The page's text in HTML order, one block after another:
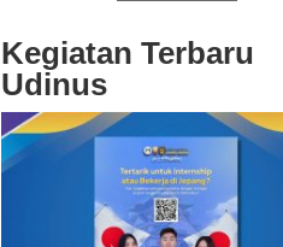
Kegiatan Terbaru
Udinus